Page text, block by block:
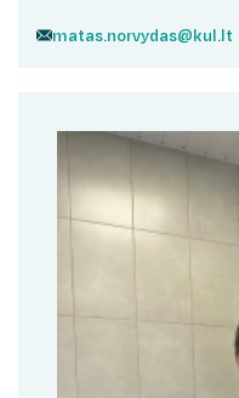
matas.norvydas@kul.lt